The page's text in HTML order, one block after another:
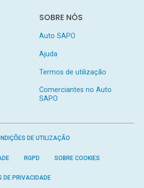
SOBRE NÓS
Auto SAPO
Ajuda
Termos de utilização
Comerciantes no Auto
SAPO
DE UTILIZAÇÃO
RGPD SOBRE COOKIES
DE PRIVACIDADE